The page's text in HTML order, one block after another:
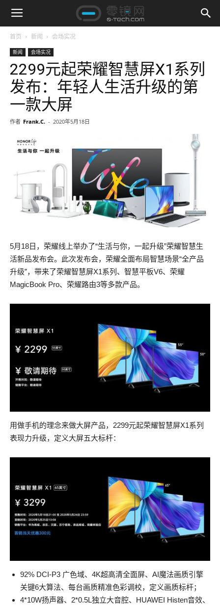
首页 新闻 会场实况
新闻 会场实况
2299元起荣耀智慧屏X1系列
发布：年轻人生活升级的第
一款大屏
作者 Frank.C. - 2020年5月18日
5月18日，荣耀线上举办了“生活与你，一起升级”荣耀智慧生
活新品发布会。此次发布会，荣耀全面布局智慧场景“全产品
升级”，带来了荣耀智慧屏X1系列、智慧平板V6、荣耀
MagicBook Pro、荣耀路由3等多款产品。
用做手机的理念来做大屏产品，2299元起荣耀智慧屏X1系列
表现力升级，定义大屏五大标杆：
92% DCI-P3 广色域、4K超高清全面屏、AI魔法画质引擎
关键6大算法、每台画质精准色彩调校，定义画质标杆；
4*10W扬声器、2*0.5L独立大音腔、HUAWEI Histen音效、